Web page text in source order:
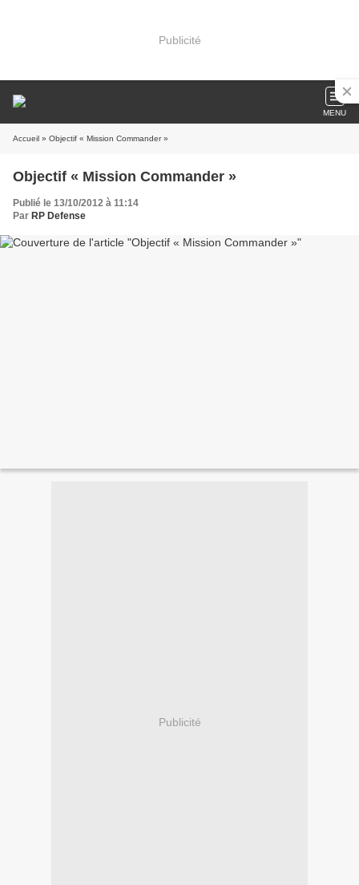
Publicité
MENU
Accueil » Objectif « Mission Commander »
Objectif « Mission Commander »
Publié le 13/10/2012 à 11:14
Par RP Defense
Publicité